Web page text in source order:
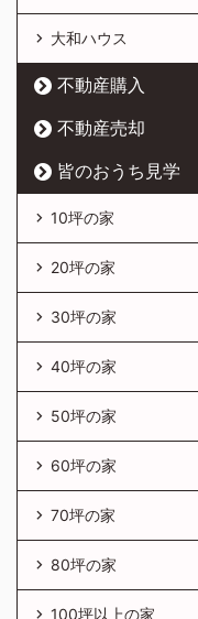
大和ハウス
不動産購入
不動産売却
皆のおうち見学
10坪の家
20坪の家
30坪の家
40坪の家
50坪の家
60坪の家
70坪の家
80坪の家
100坪以上の家